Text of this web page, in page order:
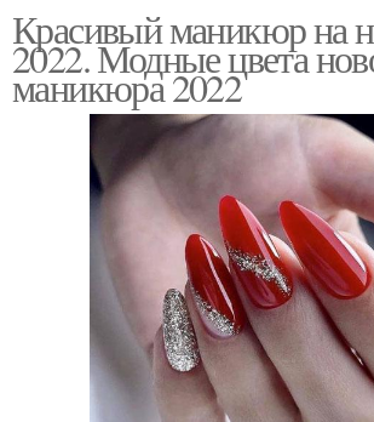
Красивый маникюр на
2022. Модные цвета
маникюра 2022